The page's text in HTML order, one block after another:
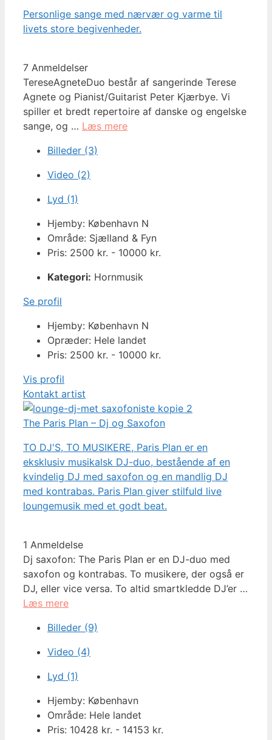
Personlige sange med nærvær og varme til
livets store begivenheder.
7 Anmeldelser
TereseAgneteDuo består af sangerinde Terese
Agnete og Pianist/Guitarist Peter Kjærbye. Vi
spiller et bredt repertoire af danske og engelske
sange, og … Læs mere
Billeder (3)
Video (2)
Lyd (1)
Hjemby: København N
Område: Sjælland & Fyn
Pris: 2500 kr. - 10000 kr.
Kategori: Hornmusik
Se profil
Hjemby: København N
Opræder: Hele landet
Pris: 2500 kr. - 10000 kr.
Vis profil
Kontakt artist
The Paris Plan – Dj og Saxofon
TO DJ'S, TO MUSIKERE, Paris Plan er en
eksklusiv musikalsk DJ-duo, bestående af en
kvindelig DJ med saxofon og en mandlig DJ
med kontrabas. Paris Plan giver stilfuld live
loungemusik med et godt beat.
1 Anmeldelse
Dj saxofon: The Paris Plan er en DJ-duo med
saxofon og kontrabas. To musikere, der også er
DJ, eller vice versa. To altid smartkledde DJ’er …
Læs mere
Billeder (9)
Video (4)
Lyd (1)
Hjemby: København
Område: Hele landet
Pris: 10428 kr. - 14153 kr.